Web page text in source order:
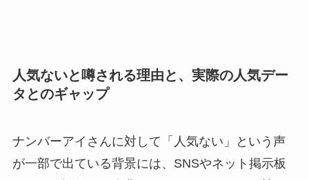
人気ないと噂される理由と、実際の人気デー
タとのギャップ
ナンバーアイさんに対して「人気ない」という声
が一部で出ている背景には、SNSやネット掲示板